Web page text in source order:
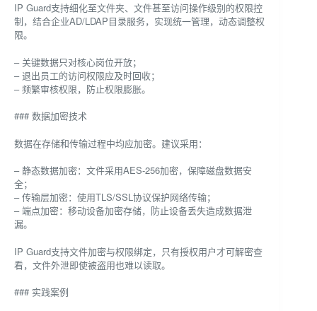
IP Guard支持细化至文件夹、文件甚至访问操作级别的权限控
制，结合企业AD/LDAP目录服务，实现统一管理，动态调整权
限。
– 关键数据只对核心岗位开放；
– 退出员工的访问权限应及时回收；
– 频繁审核权限，防止权限膨胀。
### 数据加密技术
数据在存储和传输过程中均应加密。建议采用：
– 静态数据加密：文件采用AES-256加密，保障磁盘数据安
全；
– 传输层加密：使用TLS/SSL协议保护网络传输；
– 端点加密：移动设备加密存储，防止设备丢失造成数据泄
漏。
IP Guard支持文件加密与权限绑定，只有授权用户才可解密查
看，文件外泄即使被盗用也难以读取。
### 实践案例